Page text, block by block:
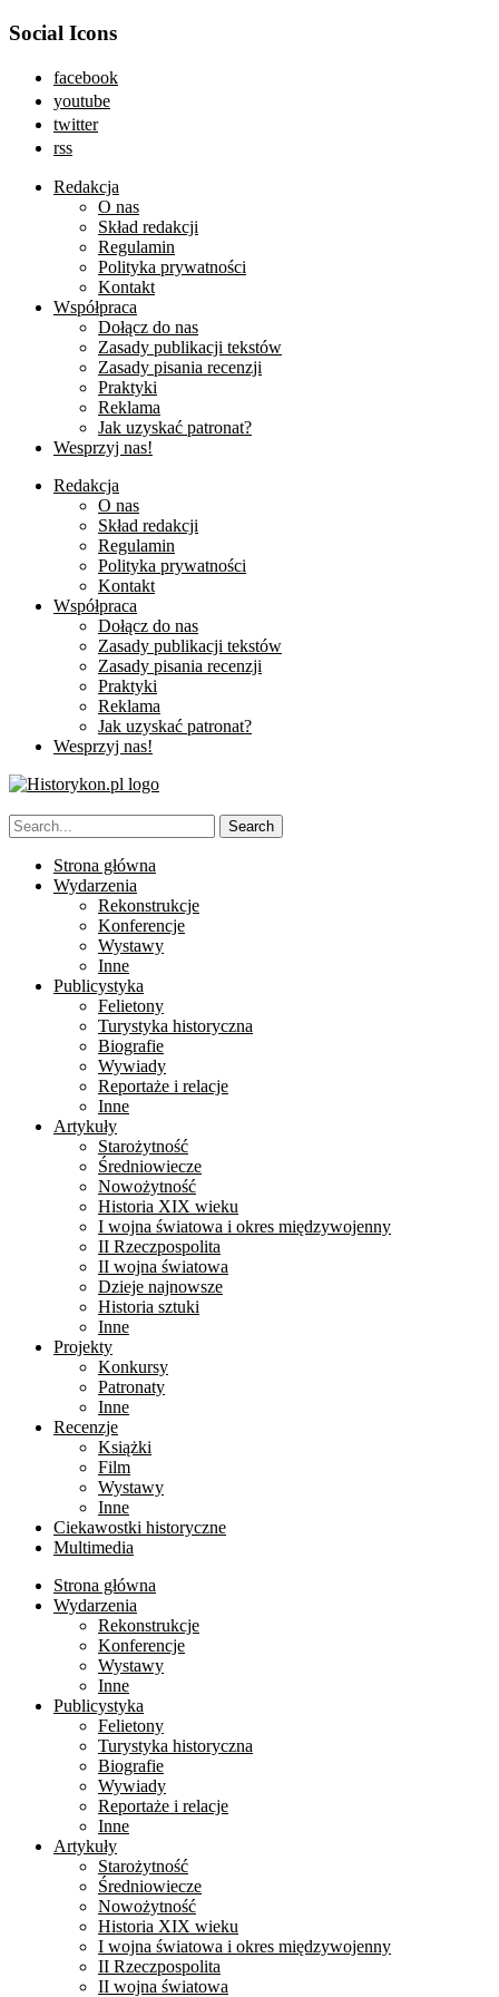
Social Icons
facebook
youtube
twitter
rss
Redakcja
O nas
Skład redakcji
Regulamin
Polityka prywatności
Kontakt
Współpraca
Dołącz do nas
Zasady publikacji tekstów
Zasady pisania recenzji
Praktyki
Reklama
Jak uzyskać patronat?
Wesprzyj nas!
Redakcja
O nas
Skład redakcji
Regulamin
Polityka prywatności
Kontakt
Współpraca
Dołącz do nas
Zasady publikacji tekstów
Zasady pisania recenzji
Praktyki
Reklama
Jak uzyskać patronat?
Wesprzyj nas!
Strona główna
Wydarzenia
Rekonstrukcje
Konferencje
Wystawy
Inne
Publicystyka
Felietony
Turystyka historyczna
Biografie
Wywiady
Reportaże i relacje
Inne
Artykuły
Starożytność
Średniowiecze
Nowożytność
Historia XIX wieku
I wojna światowa i okres międzywojenny
II Rzeczpospolita
II wojna światowa
Dzieje najnowsze
Historia sztuki
Inne
Projekty
Konkursy
Patronaty
Inne
Recenzje
Książki
Film
Wystawy
Inne
Ciekawostki historyczne
Multimedia
Strona główna
Wydarzenia
Rekonstrukcje
Konferencje
Wystawy
Inne
Publicystyka
Felietony
Turystyka historyczna
Biografie
Wywiady
Reportaże i relacje
Inne
Artykuły
Starożytność
Średniowiecze
Nowożytność
Historia XIX wieku
I wojna światowa i okres międzywojenny
II Rzeczpospolita
II wojna światowa